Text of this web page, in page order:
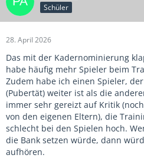
Schüler
28. April 2026
Das mit der Kadernominierung
habe häufig mehr Spieler beim
Zudem habe ich einen Spieler,
(Pubertät) weiter ist als die
immer sehr gereizt auf Kritik
von den eigenen Eltern), die
schlecht bei den Spielen hoch.
die Bank setzen würde, dann
aufhören.